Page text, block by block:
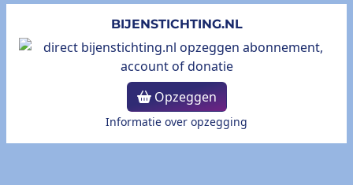
BIJENSTICHTING.NL
Opzeggen
Informatie over opzegging